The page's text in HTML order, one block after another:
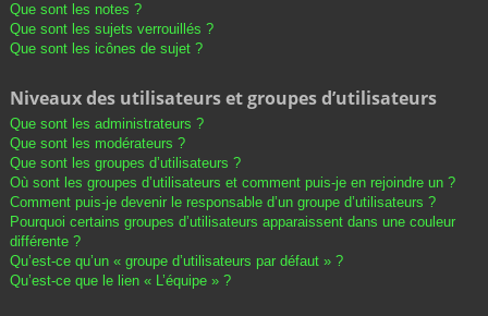
Que sont les notes ?
Que sont les sujets verrouillés ?
Que sont les icônes de sujet ?
Niveaux des utilisateurs et groupes d’utilisateurs
Que sont les administrateurs ?
Que sont les modérateurs ?
Que sont les groupes d’utilisateurs ?
Où sont les groupes d’utilisateurs et comment puis-je en rejoindre un ?
Comment puis-je devenir le responsable d’un groupe d’utilisateurs ?
Pourquoi certains groupes d’utilisateurs apparaissent dans une couleur
différente ?
Qu’est-ce qu’un « groupe d’utilisateurs par défaut » ?
Qu’est-ce que le lien « L’équipe » ?